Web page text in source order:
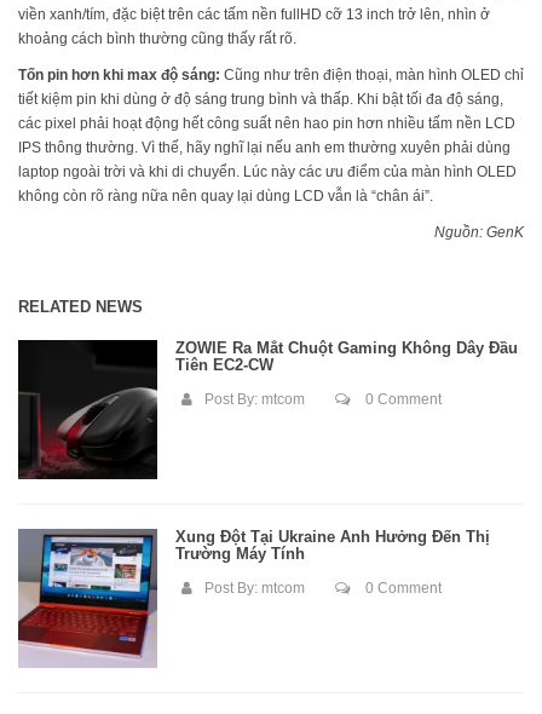
viền xanh/tím, đặc biệt trên các tấm nền fullHD cỡ 13 inch trở lên, nhìn ở
khoảng cách bình thường cũng thấy rất rõ.
Tốn pin hơn khi max độ sáng: Cũng như trên điện thoại, màn hình OLED chỉ
tiết kiệm pin khi dùng ở độ sáng trung bình và thấp. Khi bật tối đa độ sáng,
các pixel phải hoạt động hết công suất nên hao pin hơn nhiều tấm nền LCD
IPS thông thường. Vì thế, hãy nghĩ lại nếu anh em thường xuyên phải dùng
laptop ngoài trời và khi di chuyển. Lúc này các ưu điểm của màn hình OLED
không còn rõ ràng nữa nên quay lại dùng LCD vẫn là “chân ái”.
Nguồn: GenK
RELATED NEWS
ZOWIE Ra Mắt Chuột Gaming Không Dây Đầu
Tiên EC2-CW
Post By: mtcom 0 Comment
Xung Đột Tại Ukraine Ảnh Hưởng Đến Thị
Trường Máy Tính
Post By: mtcom 0 Comment